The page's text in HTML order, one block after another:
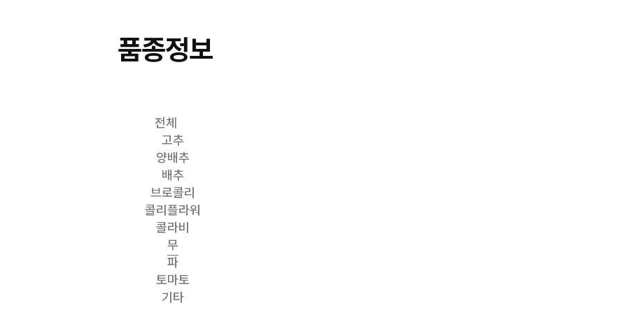
품종정보
전체
고추
양배추
배추
브로콜리
콜리플라워
콜라비
무
파
토마토
기타